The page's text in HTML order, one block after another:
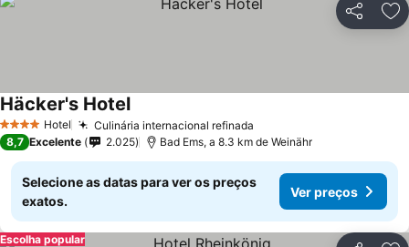
Partilhar
4 EstrelasHotel Culinária internacional refinada
Häcker's Hotel
8,7 Excelente 2.025 Bad Ems, a 8.3 km de Weinähr
Selecione as datas para ver os preços
exatos.
Ver preços
Escolha popular